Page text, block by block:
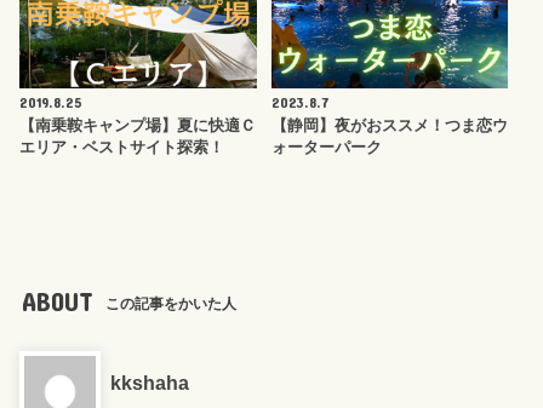
2019.8.25
【南乗鞍キャンプ場】夏に快適Ｃ
エリア・ベストサイト探索！
2023.8.7
【静岡】夜がおススメ！つま恋ウ
ォーターパーク
ABOUT この記事をかいた人
kkshaha